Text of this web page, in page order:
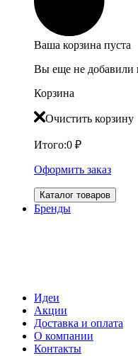
Ваша корзина пуста
Вы еще не добавили
Корзина
Очистить корзину
Итого:0 ₽
Оформить заказ
Каталог товаров
Бренды
Идеи
Акции
Доставка и оплата
О компании
Контакты